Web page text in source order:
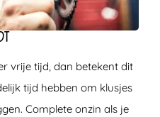
vrije tijd, dan betekent dit
tijd hebben om klusjes
Complete onzin als je